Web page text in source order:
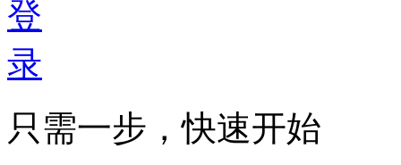
只需一步，快速开始